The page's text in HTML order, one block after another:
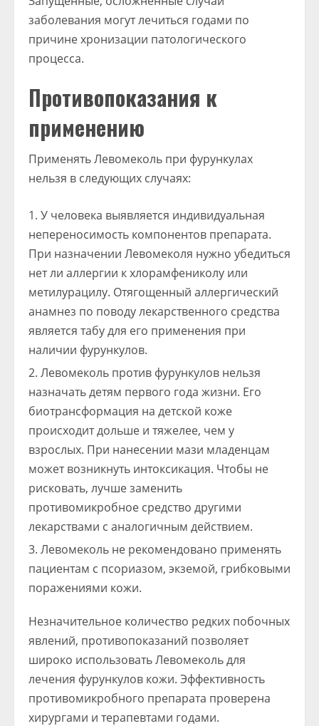
заболевания могут лечиться годами по
причине хронизации патологического
процесса.
Противопоказания к
применению
Применять Левомеколь при фурункулах
нельзя в следующих случаях:
У человека выявляется индивидуальная
непереносимость компонентов препарата.
При назначении Левомеколя нужно убедиться
нет ли аллергии к хлорамфениколу или
метилурацилу. Отягощенный аллергический
анамнез по поводу лекарственного средства
является табу для его применения при
наличии фурункулов.
Левомеколь против фурункулов нельзя
назначать детям первого года жизни. Его
биотрансформация на детской коже
происходит дольше и тяжелее, чем у
взрослых. При нанесении мази младенцам
может возникнуть интоксикация. Чтобы не
рисковать, лучше заменить
противомикробное средство другими
лекарствами с аналогичным действием.
Левомеколь не рекомендовано применять
пациентам с псориазом, экземой, грибковыми
поражениями кожи.
Незначительное количество редких побочных
явлений, противопоказаний позволяет
широко использовать Левомеколь для
лечения фурункулов кожи. Эффективность
противомикробного препарата проверена
хирургами и терапевтами годами.